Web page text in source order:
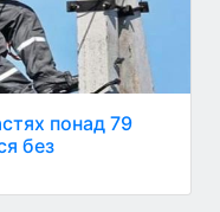
понад 79
без